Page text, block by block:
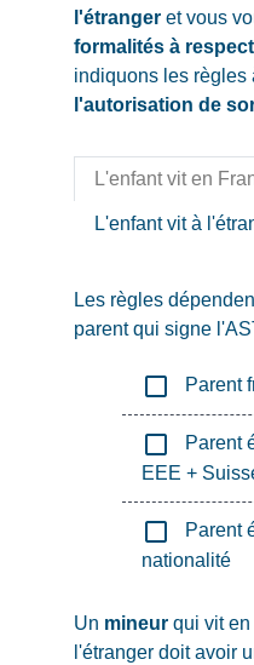
l'étranger et vous
formalités à
indiquons les règles
l'autorisation de
L'enfant vit en
L'enfant vit à
Les règles
parent qui signe
check_box_outline_blank Parent
check_box_outline_blank
Parent
EEE +
check_box_outline_blank
Parent
nationalité
Un mineur qui vit
l'étranger doit avoir